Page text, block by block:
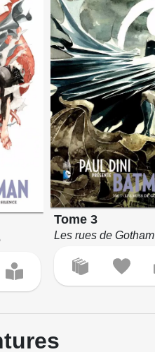
Tome 3
Les rues de Gotham